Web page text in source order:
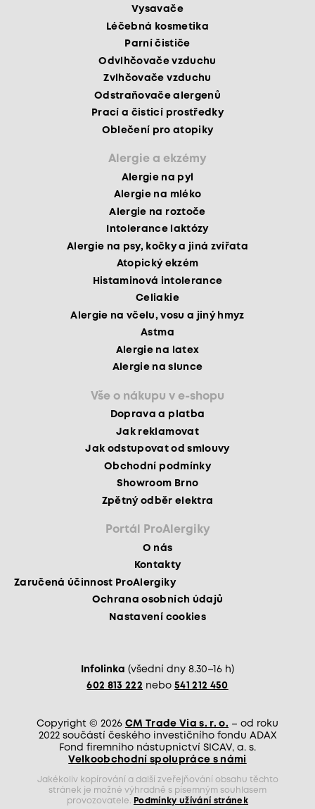
Vysavače
Léčebná kosmetika
Parní čističe
Odvlhčovače vzduchu
Zvlhčovače vzduchu
Odstraňovače alergenů
Prací a čisticí prostředky
Oblečení pro atopiky
Alergie a ekzémy
Alergie na pyl
Alergie na mléko
Alergie na roztoče
Intolerance laktózy
Alergie na psy, kočky a jiná zvířata
Atopický ekzém
Histaminová intolerance
Celiakie
Alergie na včelu, vosu a jiný hmyz
Astma
Alergie na latex
Alergie na slunce
Vše o nákupu v e-shopu
Doprava a platba
Jak reklamovat
Jak odstupovat od smlouvy
Obchodní podmínky
Showroom Brno
Zpětný odběr elektra
Portál ProAlergiky
O nás
Kontakty
Zaručená účinnost ProAlergiky
Ochrana osobních údajů
Nastavení cookies
Infolinka (všední dny 8.30–16 h)
602 813 222 nebo 541 212 450
Copyright © 2026 CM Trade Via s. r. o. – od roku
2022 součástí českého investičního fondu ADAX
Fond firemního nástupnictví SICAV, a. s.
Velkoobchodní spolupráce s námi
Jakékoliv kopírování a další zveřejňování obsahu těchto
stránek je možné výhradně s písemným souhlasem
provozovatele.
Podmínky užívání stránek